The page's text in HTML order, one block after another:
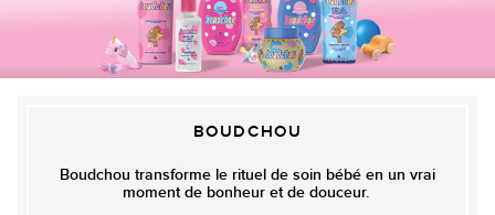
BOUDCHOU
Boudchou transforme le rituel de soin bébé en un vrai
moment de bonheur et de douceur.